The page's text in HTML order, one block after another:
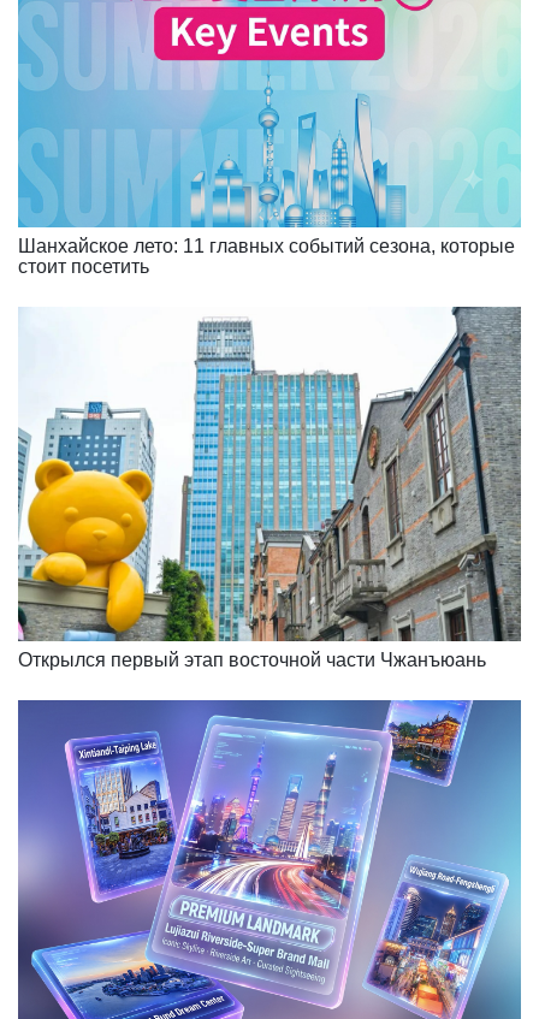
Шанхайское лето: 11 главных событий сезона, которые
стоит посетить
Открылся первый этап восточной части Чжанъюань